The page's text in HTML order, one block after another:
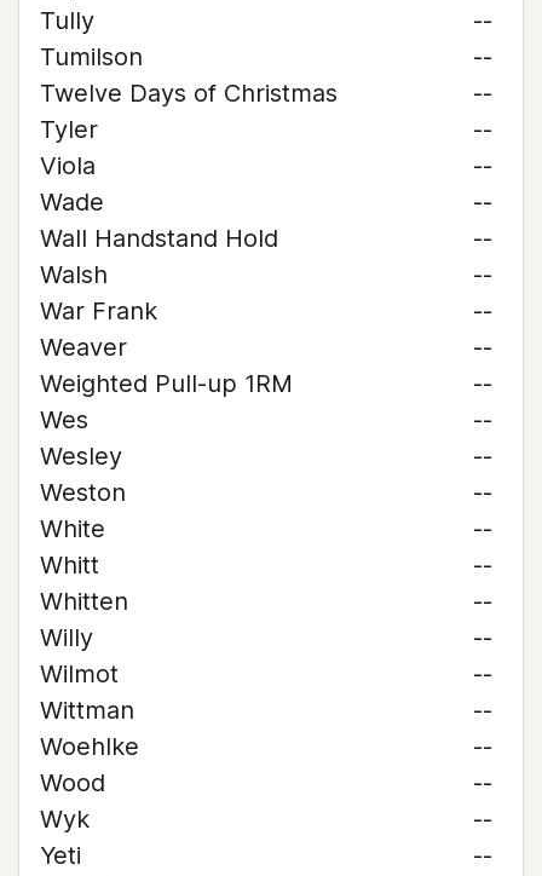
Tully
--
Tumilson
--
Twelve Days of Christmas
--
Tyler
--
Viola
--
Wade
--
Wall Handstand Hold
--
Walsh
--
War Frank
--
Weaver
--
Weighted Pull-up 1RM
--
Wes
--
Wesley
--
Weston
--
White
--
Whitt
--
Whitten
--
Willy
--
Wilmot
--
Wittman
--
Woehlke
--
Wood
--
Wyk
--
Yeti
--